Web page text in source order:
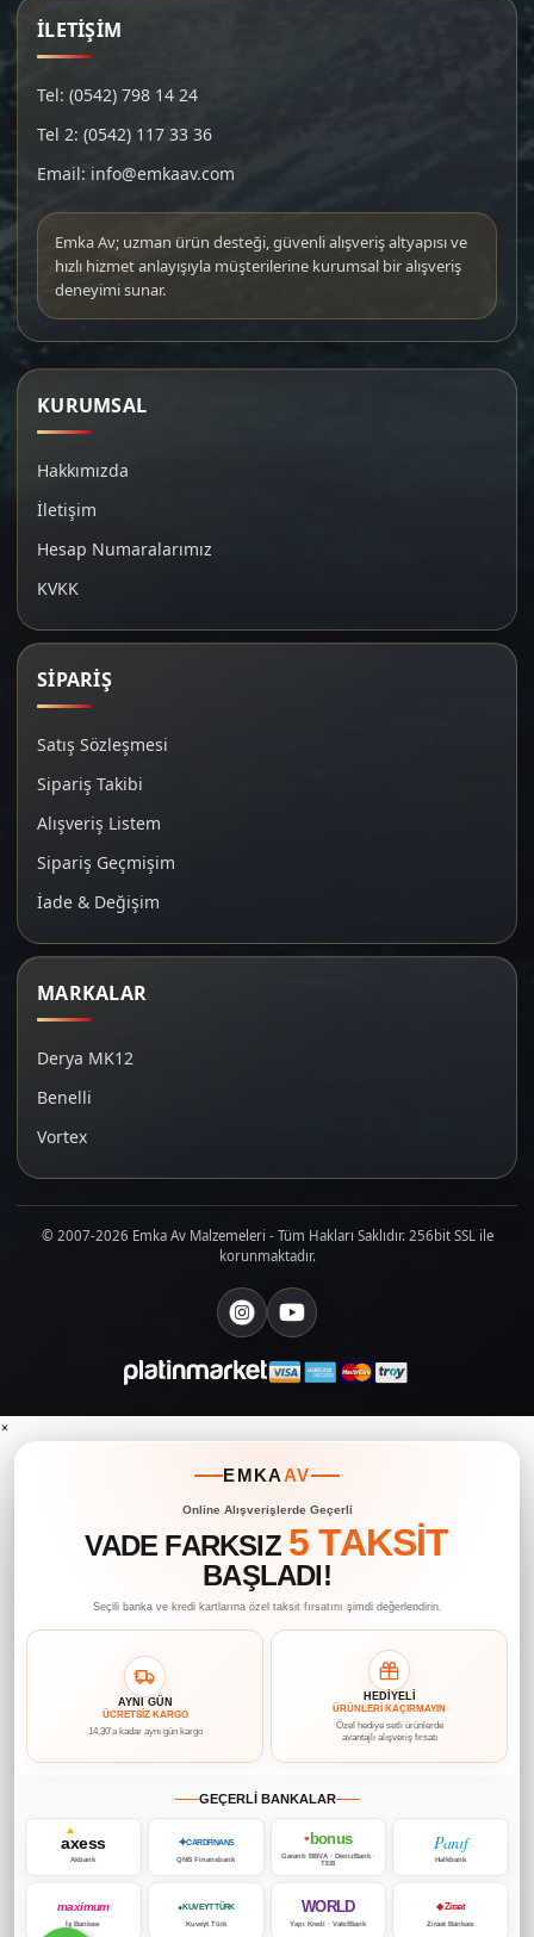
İLETİŞİM
Tel: (0542) 798 14 24
Tel 2: (0542) 117 33 36
Email: info@emkaav.com
Emka Av; uzman ürün desteği, güvenli alışveriş altyapısı ve
hızlı hizmet anlayışıyla müşterilerine kurumsal bir alışveriş
deneyimi sunar.
KURUMSAL
Hakkımızda
İletişim
Hesap Numaralarımız
KVKK
SİPARİŞ
Satış Sözleşmesi
Sipariş Takibi
Alışveriş Listem
Sipariş Geçmişim
İade & Değişim
MARKALAR
Derya MK12
Benelli
Vortex
© 2007-2026 Emka Av Malzemeleri - Tüm Hakları Saklıdır. 256bit SSL ile
korunmaktadır.
×
EMKAAV
Online Alışverişlerde Geçerli
VADE FARKSIZ 5 TAKSİT
BAŞLADI!
Seçili banka ve kredi kartlarına özel taksit fırsatını şimdi değerlendirin.
AYNI GÜN
ÜCRETSİZ KARGO
14.30’a kadar aynı gün kargo
HEDİYELİ
ÜRÜNLERİ KAÇIRMAYIN
Özel hediye setli ürünlerde
avantajlı alışveriş fırsatı
GEÇERLİ BANKALAR
axess
Akbank
✦CARDFİNANS
QNB Finansbank
♥bonus
Garanti BBVA · DenizBank ·
TEB
Paraf
Halkbank
maximum
İş Bankası
● KUVEYT TÜRK
Kuveyt Türk
WORLD
Yapı Kredi · VakıfBank
◆ Ziraat
Ziraat Bankası